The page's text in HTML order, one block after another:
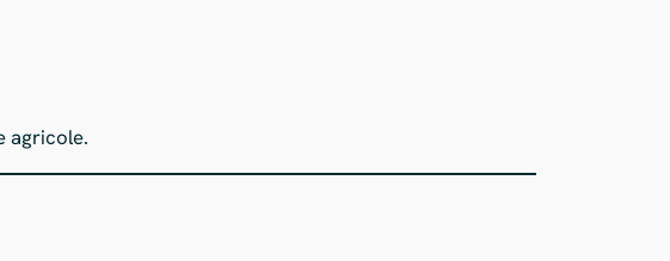
agricole.